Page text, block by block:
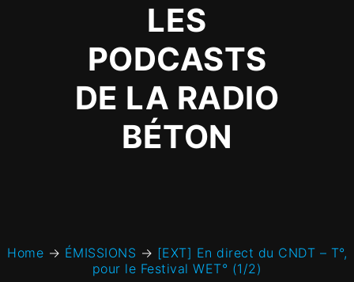
LES
PODCASTS
DE LA RADIO
BÉTON
Home → ÉMISSIONS → [EXT] En direct du CNDT – T°,
pour le Festival WET° (1/2)